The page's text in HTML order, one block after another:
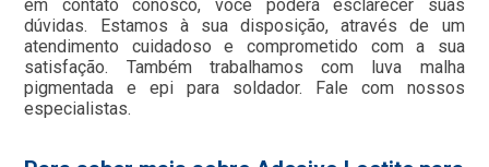
em contato conosco, você poderá esclarecer suas
dúvidas. Estamos à sua disposição, através de um
atendimento cuidadoso e comprometido com a sua
satisfação. Também trabalhamos com luva malha
pigmentada e epi para soldador. Fale com nossos
especialistas.